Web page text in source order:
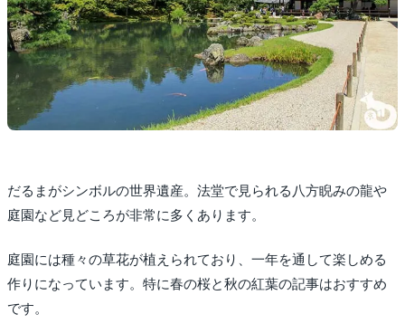
だるまがシンボルの世界遺産。法堂で見られる八方睨みの龍や
庭園など見どころが非常に多くあります。
庭園には種々の草花が植えられており、一年を通して楽しめる
作りになっています。特に春の桜と秋の紅葉の記事はおすすめ
です。